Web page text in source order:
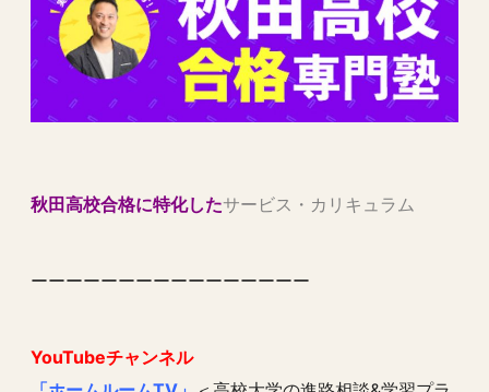
秋田高校合格に特化したサービス・カリキュラム
ーーーーーーーーーーーーーーーー
YouTubeチャンネル